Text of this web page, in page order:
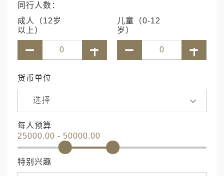
同行人数：
成人（12岁
以上）
儿童（0-12
岁）
货币单位
选择
每人预算
25000.00 - 50000.00
特别兴趣